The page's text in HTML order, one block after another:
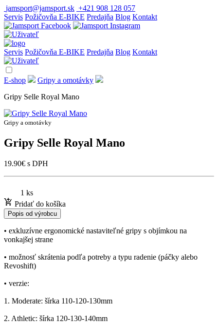
jamsport@jamsport.sk +421 908 128 057
Servis Požičovňa E-BIKE Predajňa Blog Kontakt
Servis Požičovňa E-BIKE Predajňa Blog Kontakt
E-shop
Gripy a omotávky
Gripy Selle Royal Mano
Gripy a omotávky
Gripy Selle Royal Mano
19.90€ s DPH
1 ks
Pridať do košíka
Popis od výrobcu
• exkluzívne ergonomické nastaviteľné gripy s objímkou na
vonkajšej strane
• možnosť skrátenia podľa potreby a typu radenie (páčky alebo
Revoshift)
• verzie:
1. Moderate: šírka 110-120-130mm
2. Athletic: šírka 120-130-140mm